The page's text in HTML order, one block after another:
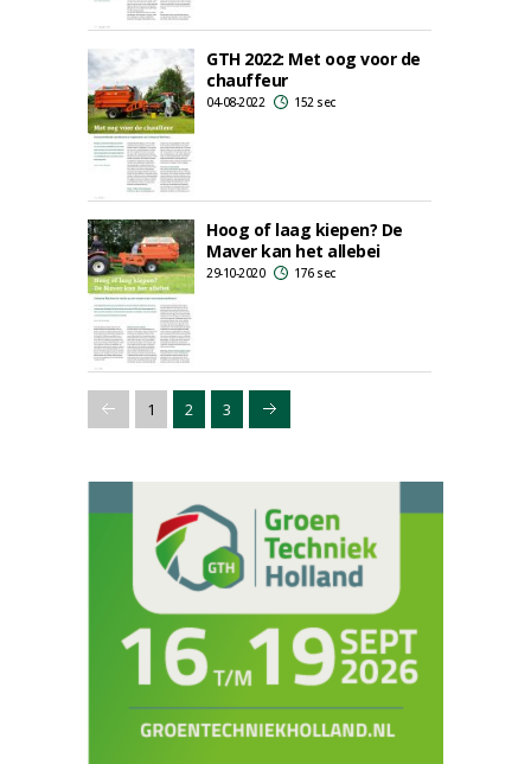
GTH 2022: Met oog voor de
chauffeur
04-08-2022 152 sec
Hoog of laag kiepen? De
Maver kan het allebei
29-10-2020 176 sec
1 2 3